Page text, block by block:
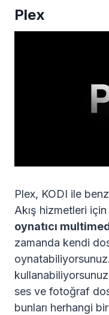
Plex
Plex, KODI ile
Akış hizmetleri için
oynatıcı
zamanda kendi
ses ve fotoğraf
bunları herhangi